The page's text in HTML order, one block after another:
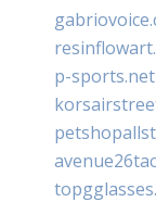
p-sports.net